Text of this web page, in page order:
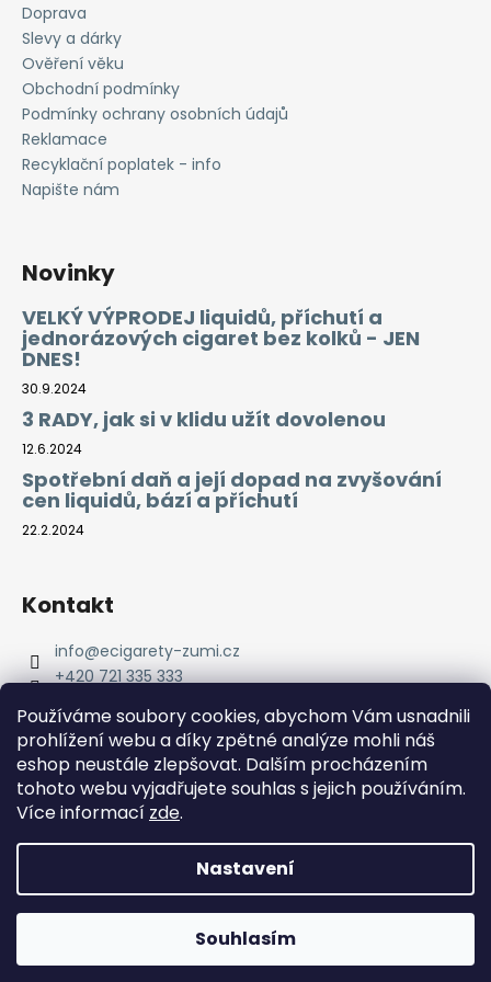
Používáme soubory cookies, abychom Vám usnadnili
prohlížení webu a díky zpětné analýze mohli náš
eshop neustále zlepšovat. Dalším procházením
tohoto webu vyjadřujete souhlas s jejich používáním.
Více informací zde.
Nastavení
Souhlasím
Doprava ZDARMA od 2000 Kč! Dárek k objednávce od 2500
u
j
e
m
e
LIQUID
DEKANG
-
6MG
(MENTOL)
195
Kč
Doprava
Slevy a dárky
Ověření věku
Obchodní podmínky
Podmínky ochrany osobních údajů
Reklamace
Recyklační poplatek - info
Napište nám
Novinky
VELKÝ VÝPRODEJ liquidů, příchutí a
jednorázových cigaret bez kolků - JEN
DNES!
30.9.2024
3 RADY, jak si v klidu užít dovolenou
12.6.2024
Spotřební daň a její dopad na zvyšování
cen liquidů, bází a příchutí
22.2.2024
Kontakt
info@ecigarety-zumi.cz
+420 721 335 333
Copyright 2026eCigarety ZUMI. Všechna práva
vyhrazena.